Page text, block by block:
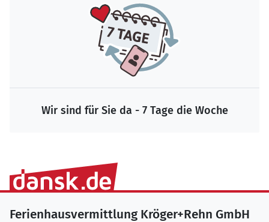
Wir sind für Sie da - 7 Tage die Woche
Ferienhausvermittlung Kröger+Rehn GmbH